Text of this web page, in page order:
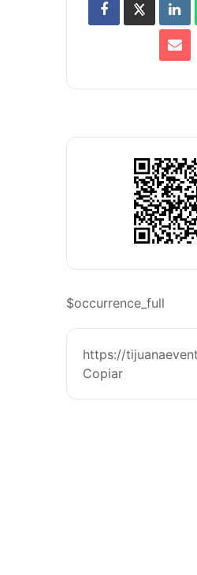
$occurrence_full
https://
Copiar